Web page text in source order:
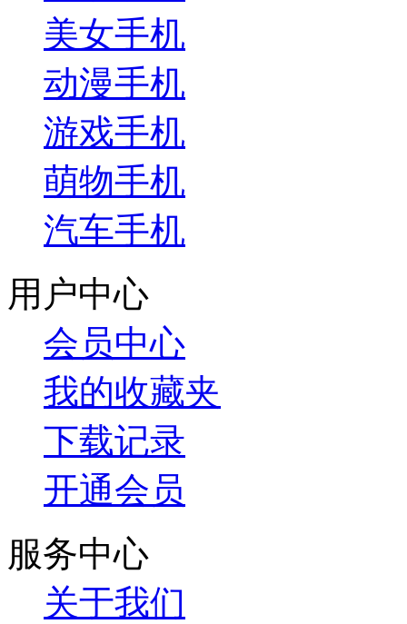
美女手机
动漫手机
游戏手机
萌物手机
汽车手机
用户中心
会员中心
我的收藏夹
下载记录
开通会员
服务中心
关于我们